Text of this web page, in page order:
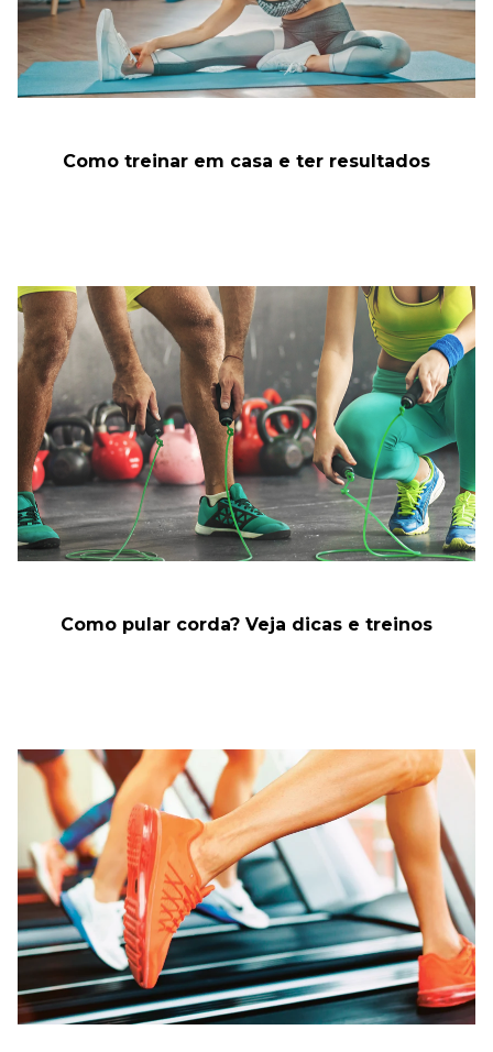
Como treinar em casa e ter resultados
Como pular corda? Veja dicas e treinos